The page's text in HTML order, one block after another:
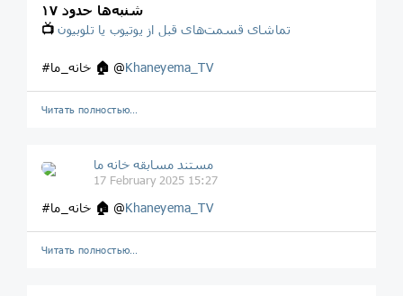
شنبه‌ها حدود ۱۷
📺 تماشای قسمت‌های قبل از یوتیوب یا تلوبیون
🏠 @Khaneyema_TV
Читать полностью…
مستند مسابقه خانه ما
17 February 2025 15:27
🏠 @Khaneyema_TV
Читать полностью…